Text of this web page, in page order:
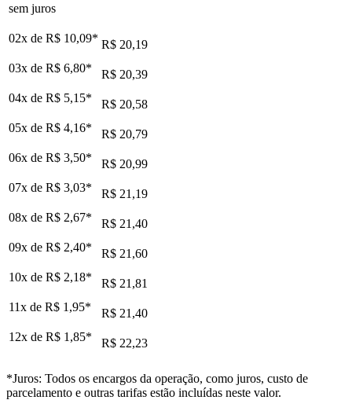
sem juros
02x de R$ 10,09* R$ 20,19
03x de R$ 6,80*
R$ 20,39
04x de R$ 5,15*
R$ 20,58
05x de R$ 4,16*
R$ 20,79
06x de R$ 3,50*
R$ 20,99
07x de R$ 3,03*
R$ 21,19
08x de R$ 2,67*
R$ 21,40
09x de R$ 2,40*
R$ 21,60
10x de R$ 2,18*
R$ 21,81
11x de R$ 1,95*
R$ 21,40
12x de R$ 1,85* R$ 22,23
*Juros: Todos os encargos da operação, como juros, custo de
parcelamento e outras tarifas estão incluídas neste valor.